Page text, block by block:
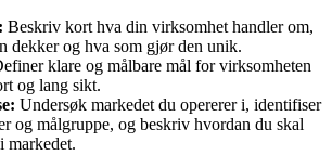
Beskriv kort hva din virksomhet handler om,
dekker og hva som gjør den unik.
klare og målbare mål for virksomheten
og lang sikt.
Undersøk markedet du opererer i, identifiser
og målgruppe, og beskriv hvordan du skal
markedet.